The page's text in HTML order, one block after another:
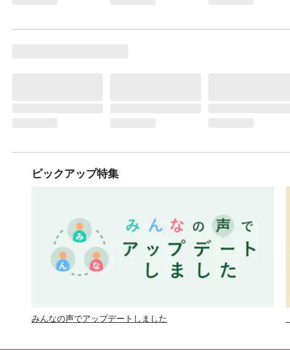
ピックアップ特集
みんなの声でアップデートしました